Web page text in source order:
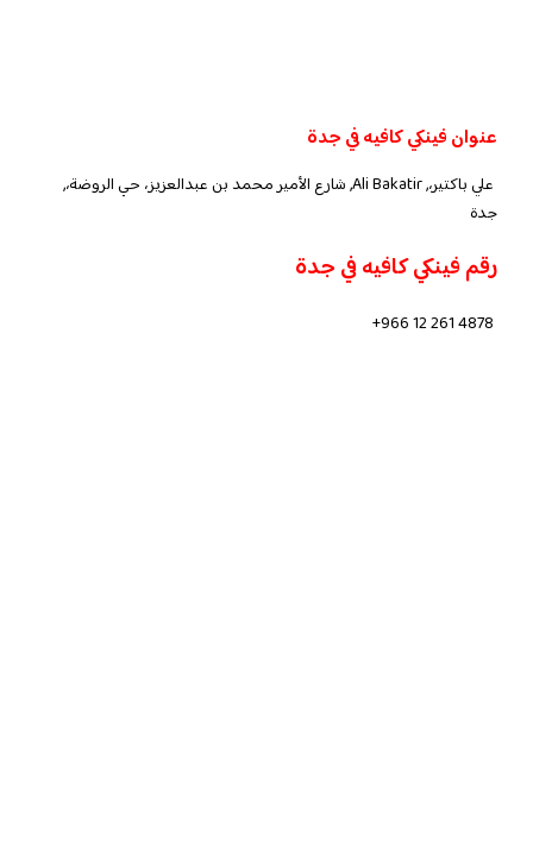
عنوان فينكي كافيه في جدة
علي باكتير،, Ali Bakatir, شارع الأمير محمد بن عبدالعزيز، حي الروضة،,
جدة
رقم فينكي كافيه في جدة
+966 12 261 4878